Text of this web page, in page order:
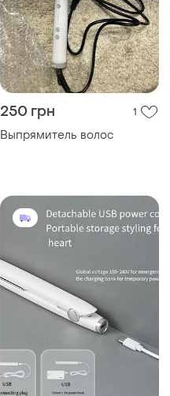
250 грн 1
Выпрямитель волос